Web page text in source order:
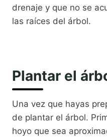
drenaje y que no se
las raíces del árbol.
Plantar el
Una vez que hayas
de plantar el árbol.
hoyo que sea